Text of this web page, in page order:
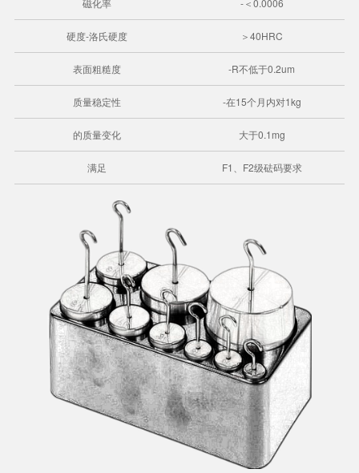
磁化率 -＜0.0006
硬度-洛氏硬度 ＞40HRC
表面粗糙度 -R不低于0.2um
质量稳定性 -在15个月内对1kg
的质量变化 大于0.1mg
满足 F1、F2级砝码要求